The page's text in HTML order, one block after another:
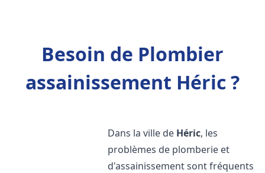
Besoin de Plombier
assainissement Héric ?
Dans la ville de Héric, les
problèmes de plomberie et
d'assainissement sont fréquents